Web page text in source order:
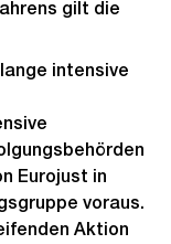
gilt die
intensive
Eurojust in
voraus.
Aktion